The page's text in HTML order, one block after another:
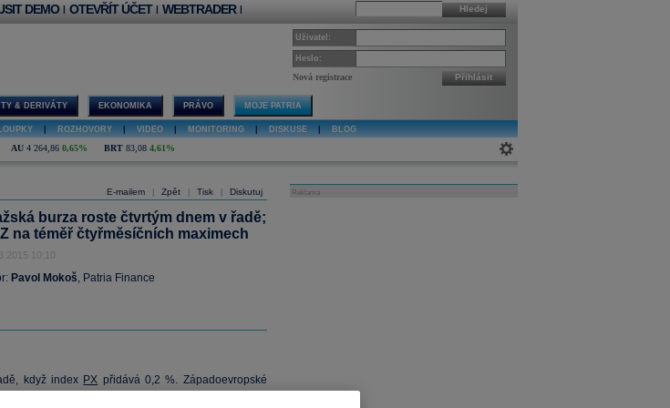
Hledej
DEMO | OTEVŘÍT ÚČET | WEBTRADER |
Uživatel:
Heslo:
Nová registrace Přihlásit
& DERIVÁTY EKONOMIKA PRÁVO MOJE PATRIA
ROZHOVORY VIDEO MONITORING DISKUSE BLOG
AU 4 264,86 0,65% BRT 83,08 4,61%
E-mailem Zpět Tisk Diskutuj
burza roste čtvrtým dnem v řadě;
na téměř čtyřměsíčních maximech
10:10
Pavol Mokoš, Patria Finance
když index PX přidává 0,2 %. Západoevropské
Reklama